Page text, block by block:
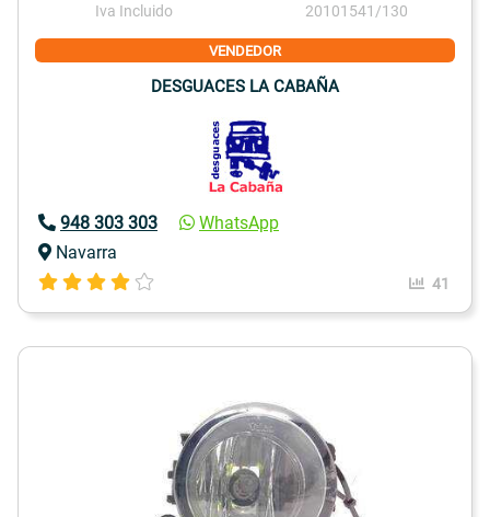
Iva Incluido 20101541/130
VENDEDOR
DESGUACES LA CABAÑA
948 303 303
WhatsApp
Navarra
41